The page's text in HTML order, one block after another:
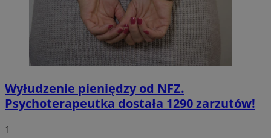
Wyłudzenie pieniędzy od NFZ.
Psychoterapeutka dostała 1290 zarzutów!
1